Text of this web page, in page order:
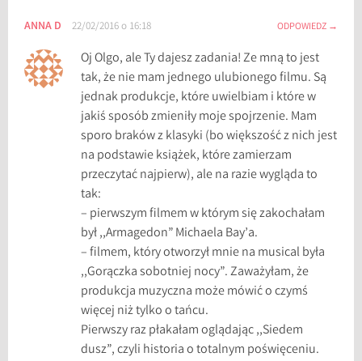
ANNA D 22/02/2016 o 16:18 ODPOWIEDZ
Oj Olgo, ale Ty dajesz zadania! Ze mną to jest
tak, że nie mam jednego ulubionego filmu. Są
jednak produkcje, które uwielbiam i które w
jakiś sposób zmieniły moje spojrzenie. Mam
sporo braków z klasyki (bo większość z nich jest
na podstawie książek, które zamierzam
przeczytać najpierw), ale na razie wygląda to
tak:
– pierwszym filmem w którym się zakochałam
był ,,Armagedon” Michaela Bay’a.
– filmem, który otworzył mnie na musical była
,,Gorączka sobotniej nocy”. Zaważyłam, że
produkcja muzyczna może mówić o czymś
więcej niż tylko o tańcu.
Pierwszy raz płakałam oglądając ,,Siedem
dusz”, czyli historia o totalnym poświęceniu.